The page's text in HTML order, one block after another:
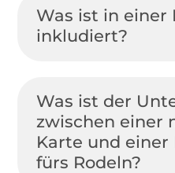
Was ist in einer
inkludiert?
Was ist der
zwischen einer
Karte und einer
fürs Rodeln?